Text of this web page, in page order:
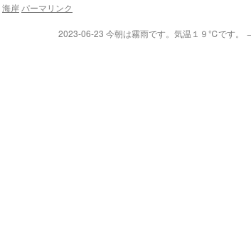
海岸 パーマリンク
2023-06-23 今朝は霧雨です。気温１９℃です。